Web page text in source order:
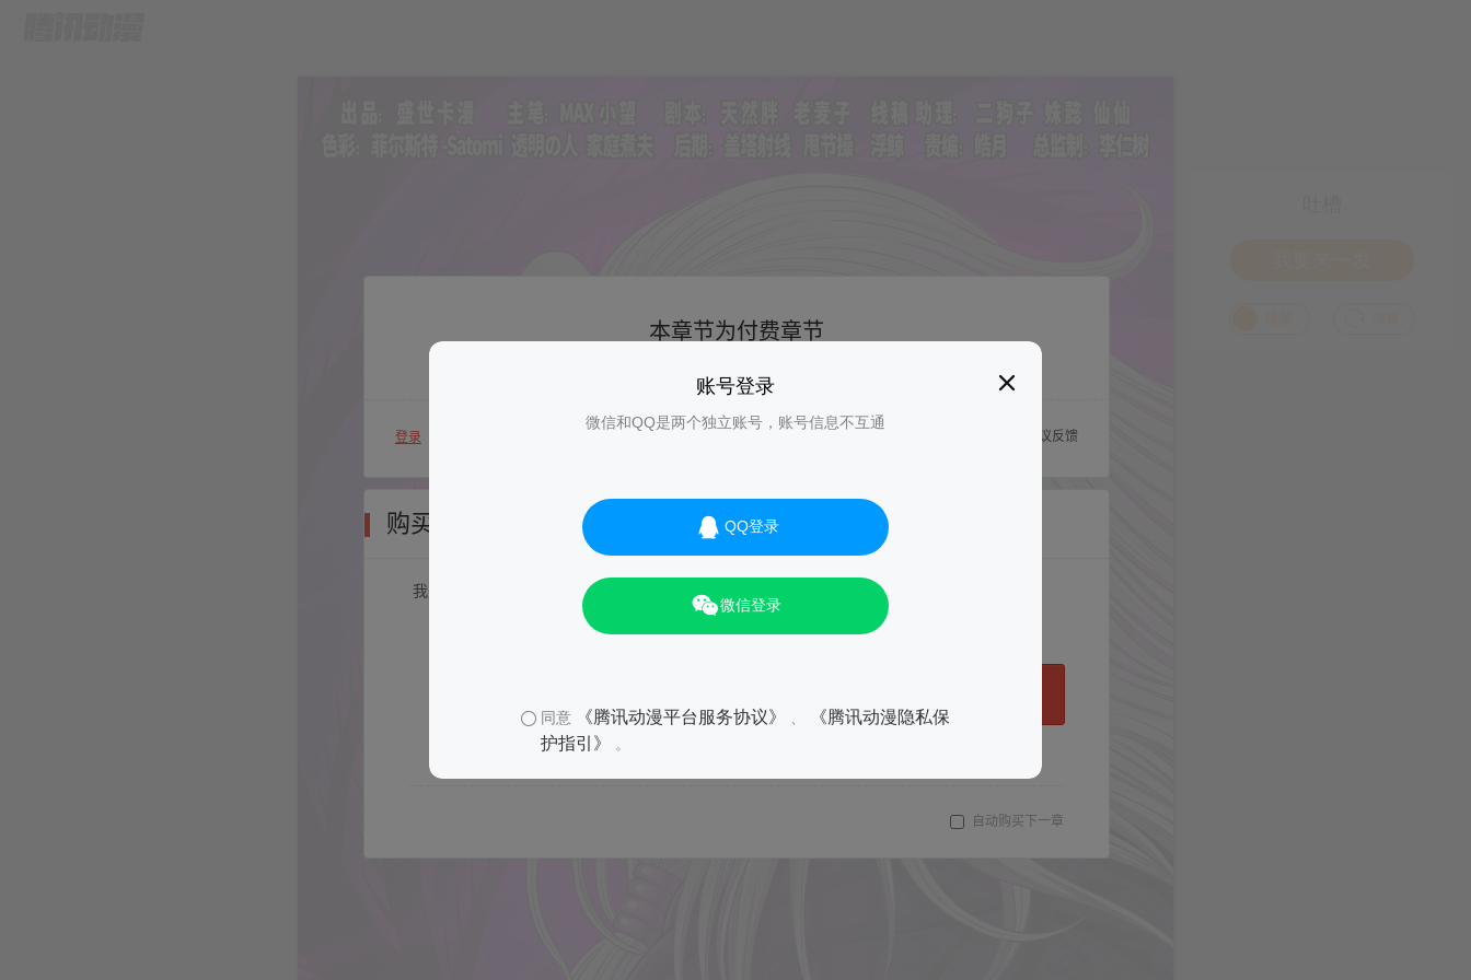
账号登录
微信和QQ是两个独立账号，账号信息不互通
QQ登录
微信登录
同意 《腾讯动漫平台服务协议》
《腾讯动漫隐私保
护指引》
。